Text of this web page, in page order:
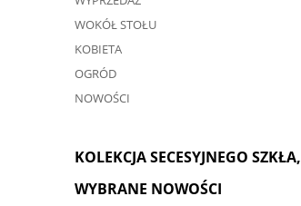
WOKÓŁ STOŁU
KOBIETA
OGRÓD
NOWOŚCI
KOLEKCJA SECESYJNEGO SZKŁA,
WYBRANE NOWOŚCI